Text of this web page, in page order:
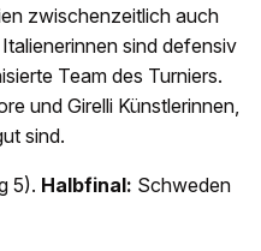
zwischenzeitlich auch
sind defensiv
Team des Turniers.
und Girelli Künstlerinnen,
sind.
5). Halbfinal: Schweden